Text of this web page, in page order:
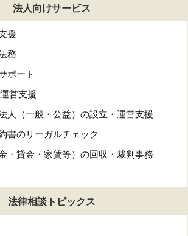
法人向けサービス
援
務
ポート
営支援
人（一般・公益）の設立・運営支援
書のリーガルチェック
・貸金・家賃等）の回収・裁判事務
法律相談トピックス